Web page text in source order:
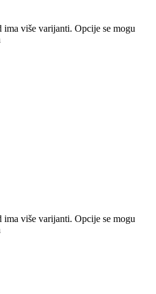
ima više varijanti. Opcije se mogu
više varijanti. Opcije se mogu